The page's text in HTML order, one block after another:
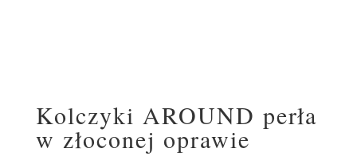
Kolczyki AROUND perła
w złoconej oprawie